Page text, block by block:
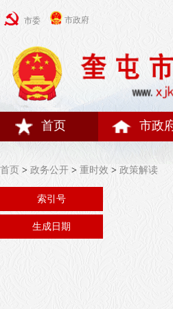
市委 市政府
首页 市政
首页 > 政务公开 > 重时效 > 政策解读
索引号
生成日期